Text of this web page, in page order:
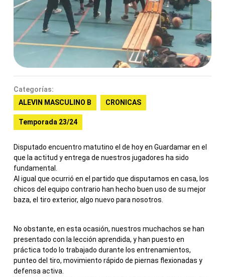
Categorías:
ALEVIN MASCULINO B
CRONICAS
Temporada 23/24
Disputado encuentro matutino el de hoy en Guardamar en el
que la actitud y entrega de nuestros jugadores ha sido
fundamental.
Al igual que ocurrió en el partido que disputamos en casa, los
chicos del equipo contrario han hecho buen uso de su mejor
baza, el tiro exterior, algo nuevo para nosotros.
No obstante, en esta ocasión, nuestros muchachos se han
presentado con la lección aprendida, y han puesto en
práctica todo lo trabajado durante los entrenamientos,
punteo del tiro, movimiento rápido de piernas flexionadas y
defensa activa.